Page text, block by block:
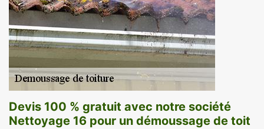
Devis 100 % gratuit avec notre société
Nettoyage 16 pour un démoussage de toit